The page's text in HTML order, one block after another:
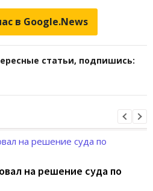
в Google.News
статьи, подпишись:
на решение суда по